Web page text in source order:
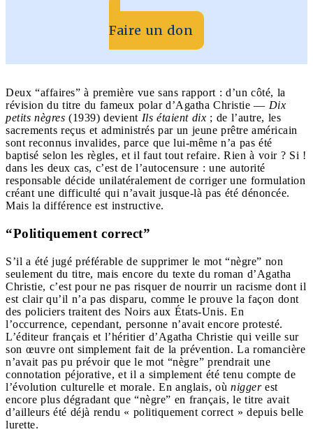
Faire un don
Deux “affaires” à première vue sans rapport : d’un côté, la
révision du titre du fameux polar d’Agatha Christie — Dix
petits nègres (1939) devient Ils étaient dix ; de l’autre, les
sacrements reçus et administrés par un jeune prêtre américain
sont reconnus invalides, parce que lui-même n’a pas été
baptisé selon les règles, et il faut tout refaire. Rien à voir ? Si !
dans les deux cas, c’est de l’autocensure : une autorité
responsable décide unilatéralement de corriger une formulation
créant une difficulté qui n’avait jusque-là pas été dénoncée.
Mais la différence est instructive.
“Politiquement correct”
S’il a été jugé préférable de supprimer le mot “nègre” non
seulement du titre, mais encore du texte du roman d’Agatha
Christie, c’est pour ne pas risquer de nourrir un racisme dont il
est clair qu’il n’a pas disparu, comme le prouve la façon dont
des policiers traitent des Noirs aux États-Unis. En
l’occurrence, cependant, personne n’avait encore protesté.
L’éditeur français et l’héritier d’Agatha Christie qui veille sur
son œuvre ont simplement fait de la prévention. La romancière
n’avait pas pu prévoir que le mot “nègre” prendrait une
connotation péjorative, et il a simplement été tenu compte de
l’évolution culturelle et morale. En anglais, où niggerest
encore plus dégradant que “nègre” en français, le titre avait
d’ailleurs été déjà rendu « politiquement correct » depuis belle
lurette.